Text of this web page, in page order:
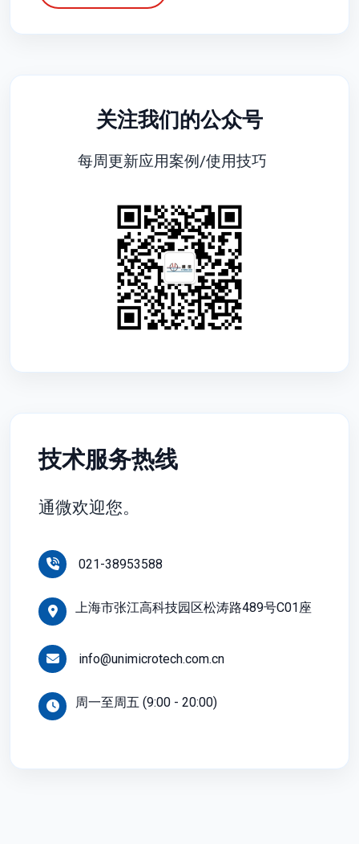
关注我们的公众号
每周更新应用案例/使用技巧
技术服务热线
通微欢迎您。
021-38953588
上海市张江高科技园区松涛路489号C01座
info@unimicrotech.com.cn
周一至周五 (9:00 - 20:00)